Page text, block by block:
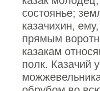
состоянье;
казачихин,
прямым
казакам
полк. Казачий